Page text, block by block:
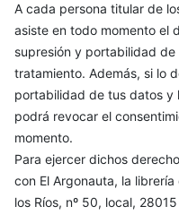
A cada persona titular de
asiste en todo momento el
supresión y portabilidad
tratamiento. Además, si lo
portabilidad de tus datos y
podrá revocar el
momento.
Para ejercer dichos
con El Argonauta, la
los Ríos, nº 50, local,